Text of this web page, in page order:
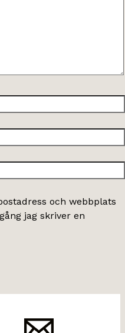
och webbplats
jag skriver en